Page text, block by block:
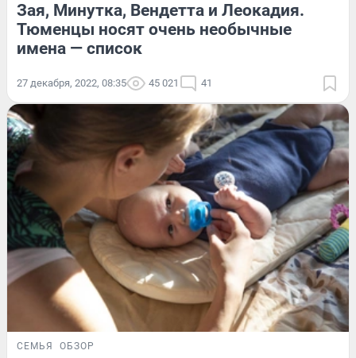
Зая, Минутка, Вендетта и Леокадия.
Тюменцы носят очень необычные
имена — список
27 декабря, 2022, 08:35 45 021 41
СЕМЬЯ ОБЗОР